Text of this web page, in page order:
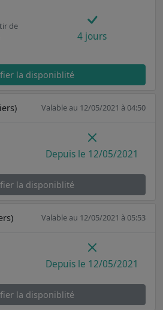
de
4 jours
la disponiblité
Valable au 12/05/2021 à 04:50
Depuis le 12/05/2021
la disponiblité
Valable au 12/05/2021 à 05:53
Depuis le 12/05/2021
la disponiblité